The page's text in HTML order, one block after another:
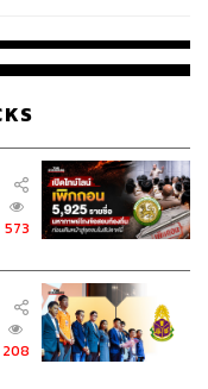
ท คิดเป็นเติบโตขึ้น
100 ล้านบาท
WEALTH
ใช้งานอยู่แล้วได้เลย
573
208